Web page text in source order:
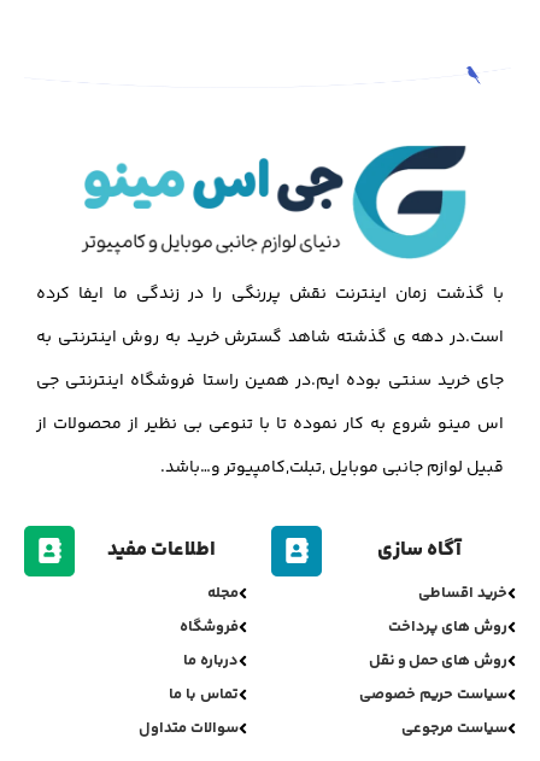
با گذشت زمان اینترنت نقش پررنگی را در زندگی ما ایفا کرده
است.در دهه ی گذشته شاهد گسترش خرید به روش اینترنتی به
جای خرید سنتی بوده ایم.در همین راستا فروشگاه اینترنتی جی
اس مینو شروع به کار نموده تا با تنوعی بی نظیر از محصولات از
قبیل لوازم جانبی موبایل ,تبلت,کامپیوتر و…باشد.
آگاه سازی
خرید اقساطی
روش های پرداخت
روش های حمل و نقل
سیاست حریم خصوصی
سیاست مرجوعی
اطلاعات مفید
مجله
فروشگاه
درباره ما
تماس با ما
سوالات متداول